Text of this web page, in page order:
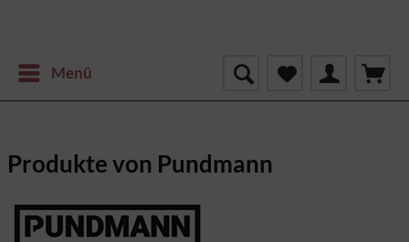
Menü
Produkte von Pundmann